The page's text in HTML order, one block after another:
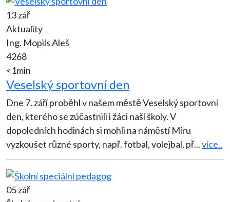
13 zář
Aktuality
Ing. Mopils Aleš
4268
<1min
Veselský sportovní den
Dne 7. září proběhl v našem městě Veselský sportovní
den, kterého se zúčastnili i žáci naší školy. V
dopoledních hodinách si mohli na náměstí Míru
vyzkoušet různé sporty, např. fotbal, volejbal, př...více..
05 zář